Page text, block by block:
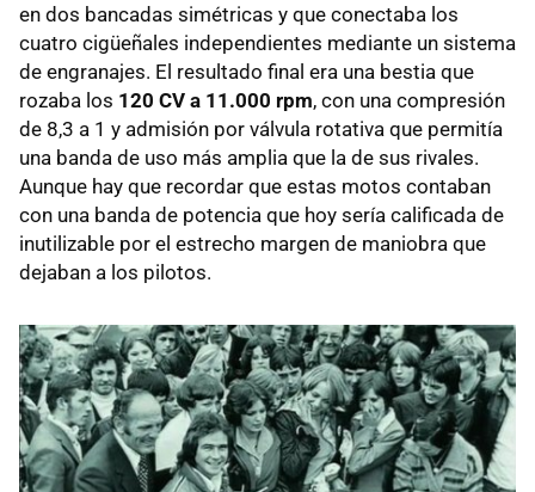
en dos bancadas simétricas y que conectaba los
cuatro cigüeñales independientes mediante un sistema
de engranajes. El resultado final era una bestia que
rozaba los 120 CV a 11.000 rpm, con una compresión
de 8,3 a 1 y admisión por válvula rotativa que permitía
una banda de uso más amplia que la de sus rivales.
Aunque hay que recordar que estas motos contaban
con una banda de potencia que hoy sería calificada de
inutilizable por el estrecho margen de maniobra que
dejaban a los pilotos.